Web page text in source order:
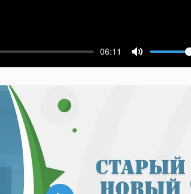
06:11
Выключить